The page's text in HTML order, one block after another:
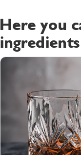
Here you